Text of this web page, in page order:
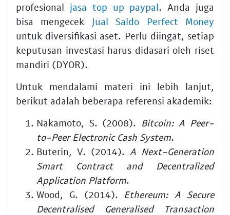
profesional jasa top up paypal. Anda juga
bisa mengecek Jual Saldo Perfect Money
untuk diversifikasi aset. Perlu diingat, setiap
keputusan investasi harus didasari oleh riset
mandiri (DYOR).
Untuk mendalami materi ini lebih lanjut,
berikut adalah beberapa referensi akademik:
Nakamoto, S. (2008). Bitcoin: A Peer-
to-Peer Electronic Cash System.
Buterin, V. (2014). A Next-Generation
Smart Contract and Decentralized
Application Platform.
Wood, G. (2014). Ethereum: A Secure
Decentralised Generalised Transaction